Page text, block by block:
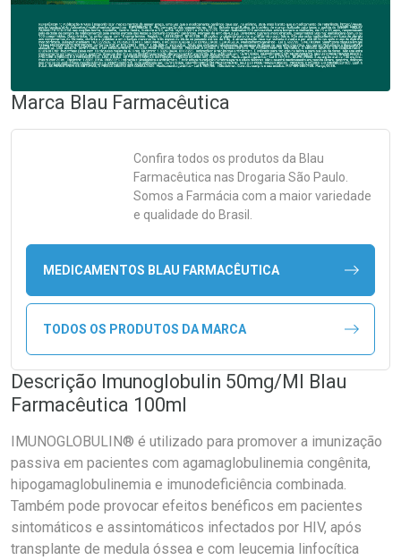
Marca Blau Farmacêutica
Confira todos os produtos da Blau
Farmacêutica nas Drogaria São Paulo.
Somos a Farmácia com a maior variedade
e qualidade do Brasil.
MEDICAMENTOS BLAU FARMACÊUTICA
TODOS OS PRODUTOS DA MARCA
Descrição Imunoglobulin 50mg/Ml Blau
Farmacêutica 100ml
IMUNOGLOBULIN® é utilizado para promover a imunização
passiva em pacientes com agamaglobulinemia congênita,
hipogamaglobulinemia e imunodeficiência combinada.
Também pode provocar efeitos benéficos em pacientes
sintomáticos e assintomáticos infectados por HIV, após
transplante de medula óssea e com leucemia linfocítica